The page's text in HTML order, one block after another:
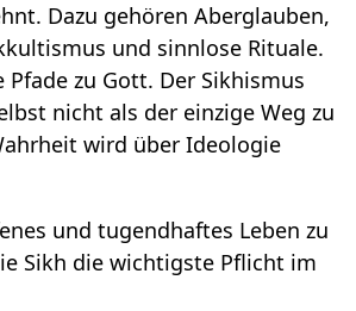
Dazu gehören Aberglauben,
und sinnlose Rituale.
Pfade zu Gott. Der Sikhismus
nicht als der einzige Weg zu
wird über Ideologie
und tugendhaftes Leben zu
Sikh die wichtigste Pflicht im